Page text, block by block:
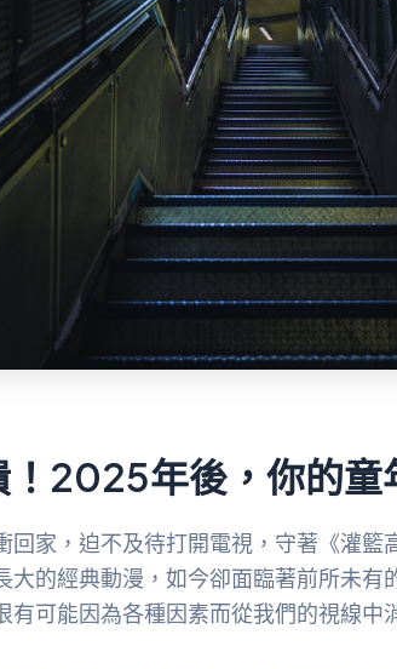
2025年後，你的童
回家，迫不及待打開電視，守著《灌籃
大的經典動漫，如今卻面臨著前所未
有可能因為各種因素而從我們的視線中